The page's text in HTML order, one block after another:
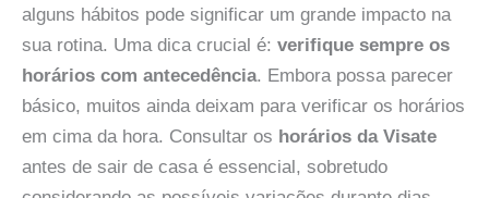
alguns hábitos pode significar um grande impacto na
sua rotina. Uma dica crucial é: verifique sempre os
horários com antecedência. Embora possa parecer
básico, muitos ainda deixam para verificar os horários
em cima da hora. Consultar os horários da Visate
antes de sair de casa é essencial, sobretudo